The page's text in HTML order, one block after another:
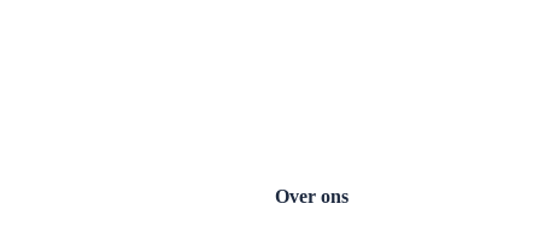
Over ons